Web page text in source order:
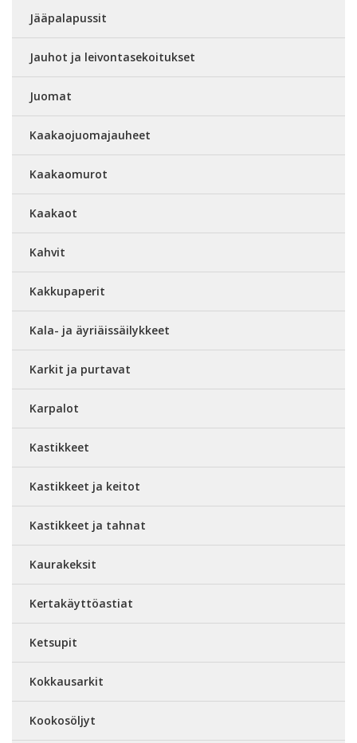
Jääpalapussit
Jauhot ja leivontasekoitukset
Juomat
Kaakaojuomajauheet
Kaakaomurot
Kaakaot
Kahvit
Kakkupaperit
Kala- ja äyriäissäilykkeet
Karkit ja purtavat
Karpalot
Kastikkeet
Kastikkeet ja keitot
Kastikkeet ja tahnat
Kaurakeksit
Kertakäyttöastiat
Ketsupit
Kokkausarkit
Kookosöljyt